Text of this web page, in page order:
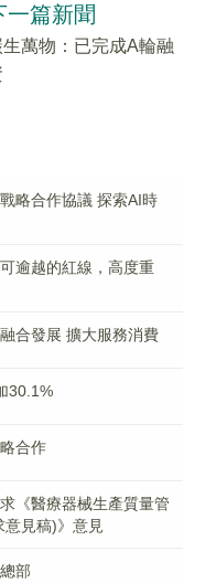
一篇新聞
生萬物：已完成A輪融
略合作協議 探索AI時
逾越的紅線，高度重
合發展 擴大服務消費
30.1%
合作
《醫療器械生產質量管
意見稿)》意見
部